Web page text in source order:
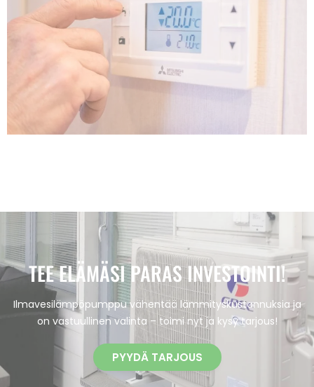
TEE ELÄMÄSI PARAS INVESTOINTI!
Ilmavesilämpöpumppu vähentää lämmityskustannuksia ja
on vastuullinen valinta – toimi nyt ja kysy tarjous!
PYYDÄ TARJOUS